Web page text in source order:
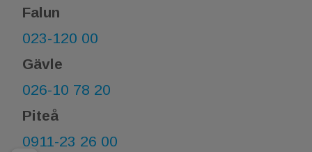
Falun
023-120 00
Gävle
026-10 78 20
Piteå
0911-23 26 00